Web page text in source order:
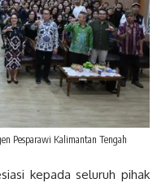
Pesparawi Kalimantan Tengah
kepada seluruh pihak